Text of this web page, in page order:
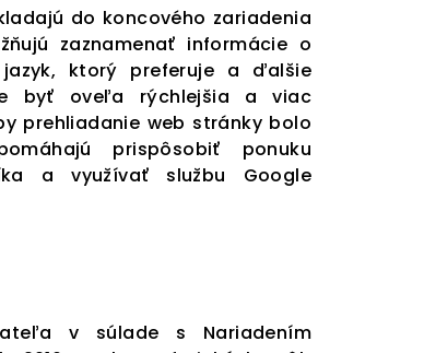
do koncového zariadenia
zaznamenať informácie o
jazyk, ktorý preferuje a ďalšie
byť oveľa rýchlejšia a viac
prehliadanie web stránky bolo
prispôsobiť ponuku
a využívať službu Google
v súlade s Nariadením